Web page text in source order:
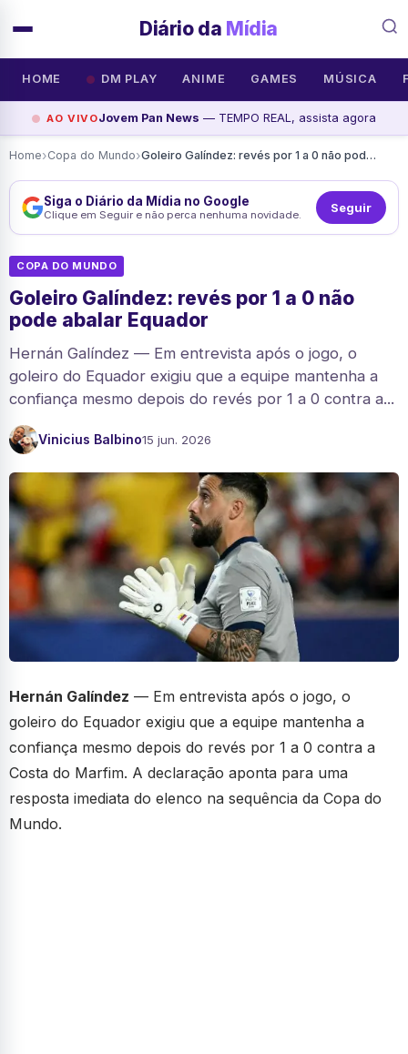
Diário da Mídia
HOME DM PLAY ANIME GAMES MÚSICA
AO VIVOJovem Pan News — TEMPO REAL, assista agora
Home›Copa do Mundo› Goleiro Galíndez: revés por 1 a 0 não pode abalar Equador
Siga o Diário da Mídia no Google
Clique em Seguir e não perca nenhuma novidade. Seguir
COPA DO MUNDO
Goleiro Galíndez: revés por 1 a 0 não
pode abalar Equador
Hernán Galíndez — Em entrevista após o jogo, o
goleiro do Equador exigiu que a equipe mantenha a
confiança mesmo depois do revés por 1 a 0 contra a...
Vinicius Balbino15 jun. 2026
Hernán Galíndez — Em entrevista após o jogo, o
goleiro do Equador exigiu que a equipe mantenha a
confiança mesmo depois do revés por 1 a 0 contra a
Costa do Marfim. A declaração aponta para uma
resposta imediata do elenco na sequência da Copa do
Mundo.